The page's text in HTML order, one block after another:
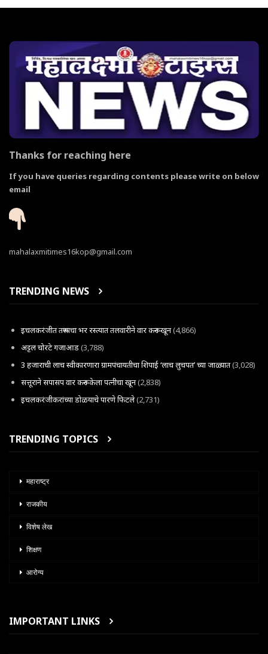
Thanks for reaching here
If you have queries regarding contents please write on below
email
mahalaxmitimes16kop@gmail.com
TRENDING NEWS
इचलकरंजीत तरूणाचा भर रस्त्यात तलवारीने वार करून खून(4,866)
अट्टल चोरटे गजाआड(3,788)
3 हजाराची लाच स्वीकारणारा ग्रामपंचायतीचा शिपाई ‘लाच लुचपत’ च्या जाळ्यात(3,028)
सत्तूराने सपासप वार करून केला पत्नीचा खून(2,838)
इचलकरंजीकरांच्या डोळयाचे पारणे फिटले(2,731)
TRENDING TOPICS
महाराष्ट्र
राजकीय
विशेष लेख
शिक्षण
आरोग्य
IMPORTANT LINKS